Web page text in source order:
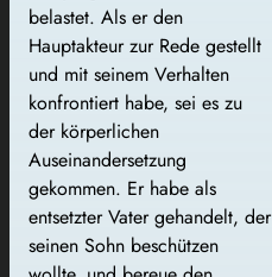
belastet. Als er den
Hauptakteur zur Rede gestellt
und mit seinem Verhalten
konfrontiert habe, sei es zu
der körperlichen
Auseinandersetzung
gekommen. Er habe als
entsetzter Vater gehandelt, der
seinen Sohn beschützen